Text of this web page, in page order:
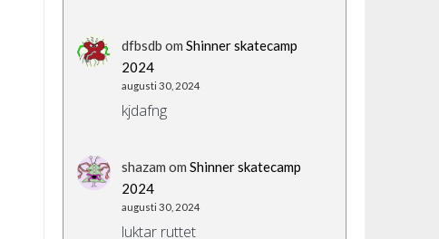
dfbsdb om Shinner skatecamp
2024
augusti 30, 2024
kjdafng
shazam om Shinner skatecamp
2024
augusti 30, 2024
luktar ruttet